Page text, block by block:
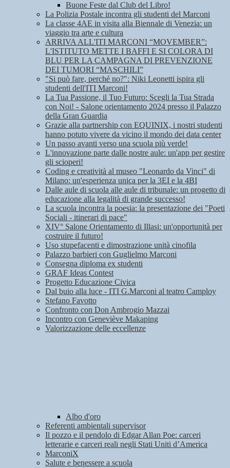
Buone Feste dal Club del Libro!
La Polizia Postale incontra gli studenti del Marconi
La classe 4AE in visita alla Biennale di Venezia: un
viaggio tra arte e cultura
ARRIVA ALL'ITI MARCONI “MOVEMBER”:
L'ISTITUTO METTE I BAFFI E SI COLORA DI
BLU PER LA CAMPAGNA DI PREVENZIONE
DEI TUMORI “MASCHILI”
"Si può fare, perché no?": Niki Leonetti ispira gli
studenti dell'ITI Marconi!
La Tua Passione, il Tuo Futuro: Scegli la Tua Strada
con Noi! - Salone orientamento 2024 presso il Palazzo
della Gran Guardia
Grazie alla partnership con EQUINIX, i nostri studenti
hanno potuto vivere da vicino il mondo dei data center
Un passo avanti verso una scuola più verde!
L'innovazione parte dalle nostre aule: un'app per gestire
gli scioperi!
Coding e creatività al museo "Leonardo da Vinci" di
Milano: un'esperienza unica per la 3EI e la 4BI
Dalle aule di scuola alle aule di tribunale: un progetto di
educazione alla legalità di grande successo!
La scuola incontra la poesia: la presentazione dei "Poeti
Sociali - itinerari di pace"
XIV° Salone Orientamento di Illasi: un'opportunità per
costruire il futuro!
Uso stupefacenti e dimostrazione unità cinofila
Palazzo barbieri con Guglielmo Marconi
Consegna diploma ex studenti
GRAF Ideas Contest
Progetto Educazione Civica
Dal buio alla luce - ITI G.Marconi al teatro Camploy
Stefano Favotto
Confronto con Don Ambrogio Mazzai
Incontro con Geneviève Makaping
Valorizzazione delle eccellenze
Albo d'oro
Referenti ambientali supervisor
Il pozzo e il pendolo di Edgar Allan Poe: carceri
letterarie e carceri reali negli Stati Uniti d’America
MarconiX
Salute e benessere a scuola